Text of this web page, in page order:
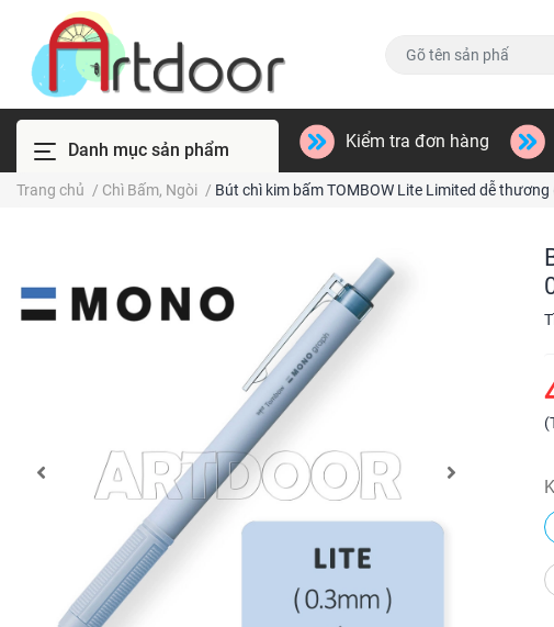
Danh mục sản phẩm Kiểm tra đơn hàng
Trang chủ / Chì Bấm, Ngòi / Bút chì kim bấm TOMBOW Lite Limited dễ